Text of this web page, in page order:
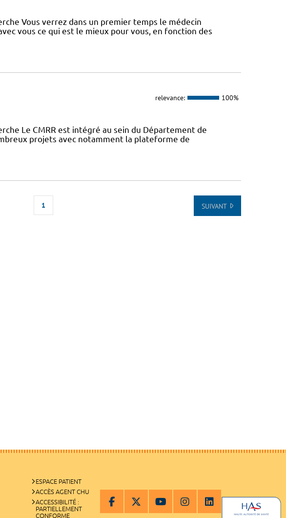
Vous verrez dans un premier temps le médecin
vous ce qui est le mieux pour vous, en fonction des
relevance: 100%
Le CMRR est intégré au sein du Département de
projets avec notamment la plateforme de
1 SUIVANT
ESPACE PATIENT
ACCÈS AGENT CHU
ACCESSIBILITÉ :
PARTIELLEMENT
CONFORME